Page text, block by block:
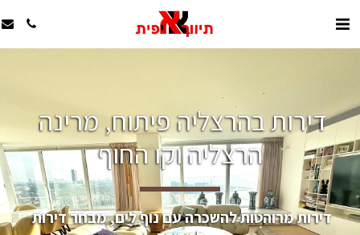
דירות בהרצליה פיתוח, מרינה
הרצליה וקו החוף
דירות מרוהטות להשכרה עם נוף לים, מבחר דירות